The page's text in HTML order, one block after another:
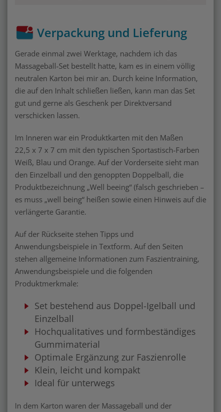
Verpackung und Lieferung
Gerade einmal zwei Werktage, nachdem ich das
Massageball-Set bestellt hatte, kam es in einem völlig
neutralen Karton bei mir an. Durch keine Information,
die auf den Inhalt schließen ließen, kann man das Set
gut und gerne als Geschenk per Direktversand
verschicken lassen.
Im Inneren war ein Produktkarten mit den Maßen
22,5 x 7 x 7 cm mit den typischen Sportastisch-Farben
Weiß, Blau und Orange. Auf der Vorderseite sieht man
den Einzelball und den genoppten Doppelball, die
Produktbezeichnung „Well beeing“ (falsch geschrieben –
es muss „well being“ heißen sowie einen Hinweis auf die
verlängerte Garantie.
Auf der Rückseite stehen Tipps und
Anwendungsbeispiele in Textform. Auf den Seiten
stehen allgemeine Informationen zum Faszientraining,
Anwendungsbeispiele und die folgenden
Produktmerkmale:
Set bestehend aus Doppel-Igelball und
Einzelball
Hochqualitatives und formbeständiges
Gummimaterial
Optimale Ergänzung zur Faszienrolle
Klein, leicht und kompakt
Ideal für unterwegs
In dem Karton waren der Massageball und der